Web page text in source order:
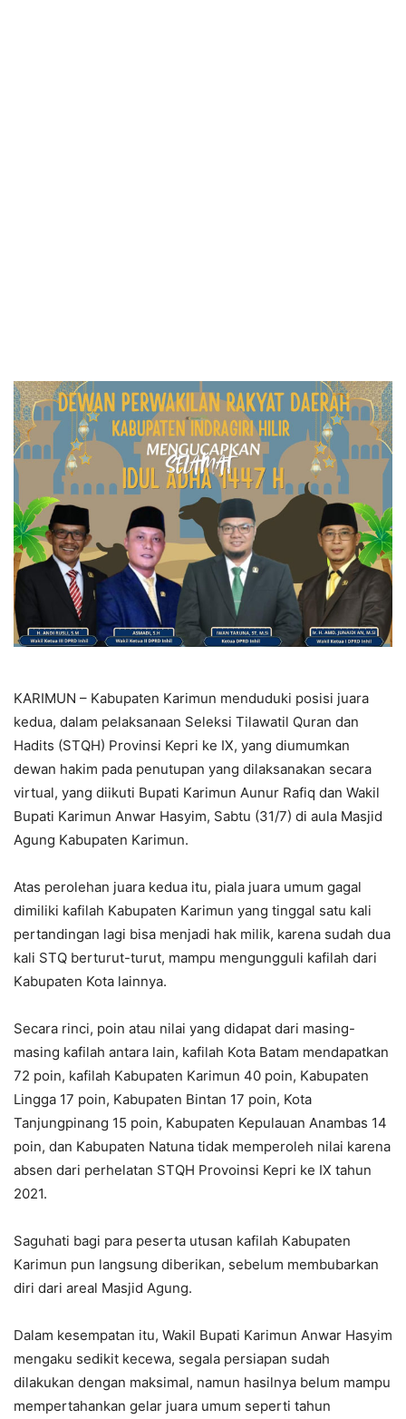
KARIMUN – Kabupaten Karimun menduduki posisi juara
kedua, dalam pelaksanaan Seleksi Tilawatil Quran dan
Hadits (STQH) Provinsi Kepri ke IX, yang diumumkan
dewan hakim pada penutupan yang dilaksanakan secara
virtual, yang diikuti Bupati Karimun Aunur Rafiq dan Wakil
Bupati Karimun Anwar Hasyim, Sabtu (31/7) di aula Masjid
Agung Kabupaten Karimun.
Atas perolehan juara kedua itu, piala juara umum gagal
dimiliki kafilah Kabupaten Karimun yang tinggal satu kali
pertandingan lagi bisa menjadi hak milik, karena sudah dua
kali STQ berturut-turut, mampu mengungguli kafilah dari
Kabupaten Kota lainnya.
Secara rinci, poin atau nilai yang didapat dari masing-
masing kafilah antara lain, kafilah Kota Batam mendapatkan
72 poin, kafilah Kabupaten Karimun 40 poin, Kabupaten
Lingga 17 poin, Kabupaten Bintan 17 poin, Kota
Tanjungpinang 15 poin, Kabupaten Kepulauan Anambas 14
poin, dan Kabupaten Natuna tidak memperoleh nilai karena
absen dari perhelatan STQH Provoinsi Kepri ke IX tahun
2021.
Saguhati bagi para peserta utusan kafilah Kabupaten
Karimun pun langsung diberikan, sebelum membubarkan
diri dari areal Masjid Agung.
Dalam kesempatan itu, Wakil Bupati Karimun Anwar Hasyim
mengaku sedikit kecewa, segala persiapan sudah
dilakukan dengan maksimal, namun hasilnya belum mampu
mempertahankan gelar juara umum seperti tahun